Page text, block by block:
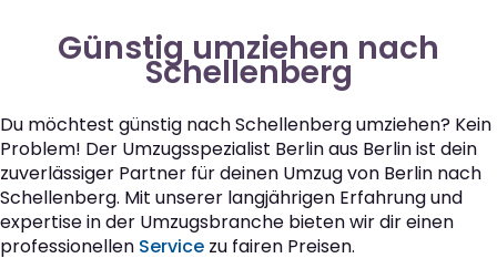
Günstig umziehen nach
Schellenberg
Du möchtest günstig nach Schellenberg umziehen? Kein
Problem! Der Umzugsspezialist Berlin aus Berlin ist dein
zuverlässiger Partner für deinen Umzug von Berlin nach
Schellenberg. Mit unserer langjährigen Erfahrung und
expertise in der Umzugsbranche bieten wir dir einen
professionellen Service zu fairen Preisen.